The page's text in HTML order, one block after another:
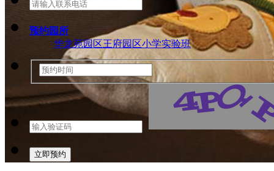
预约园所
华龙苑园区王府园区小学实验班